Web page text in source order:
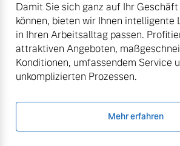
Damit Sie sich ganz auf Ihr
können, bieten wir Ihnen intelligente
in Ihren Arbeitsalltag passen.
attraktiven Angeboten,
Konditionen, umfassendem Service
unkomplizierten Prozessen.
Mehr erfahren